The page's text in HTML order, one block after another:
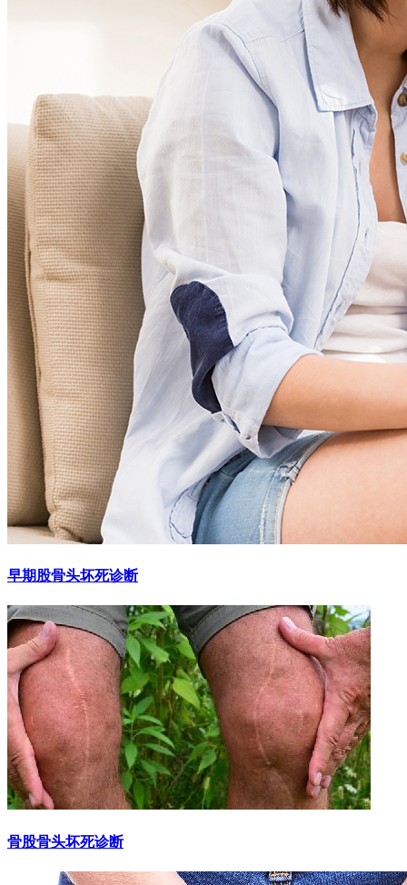
早期股骨头坏死诊断
骨股骨头坏死诊断